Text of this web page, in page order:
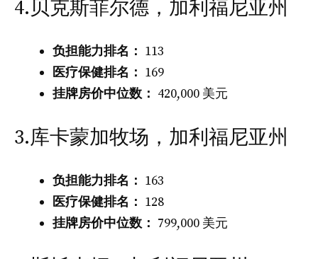
4.贝克斯菲尔德，加利福尼亚州
负担能力排名： 113
医疗保健排名： 169
挂牌房价中位数： 420,000 美元
3.库卡蒙加牧场，加利福尼亚州
负担能力排名： 163
医疗保健排名： 128
挂牌房价中位数： 799,000 美元